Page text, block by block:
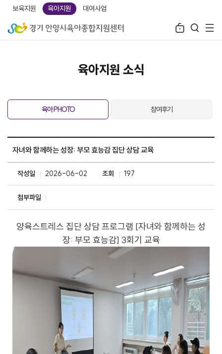
보육지원 육아지원 대여사업
육아지원 소식
육아 PHOTO 참여후기
자녀와 함께하는 성장: 부모 효능감 집단 상담 교육
작성일 2026-06-02 조회 197
첨부파일
양육스트레스 집단 상담 프로그램 [자녀와 함께하는 성
장: 부모 효능감] 3회기 교육